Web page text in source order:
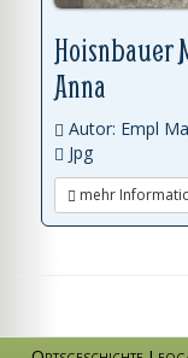
Hoisnbauer
Anna
Autor: Empl
Jpg
mehr